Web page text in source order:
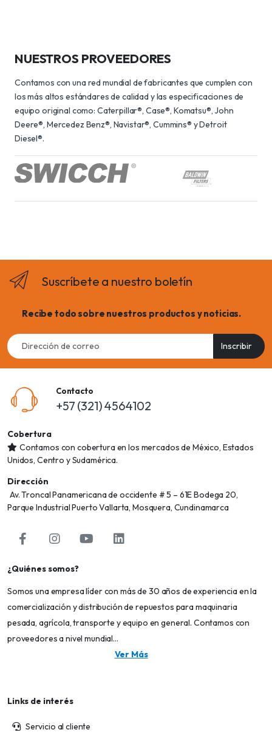
NUESTROS PROVEEDORES
Contamos con una red mundial de fabricantes que cumplen con
los más altos estándares de calidad y las especificaciones de
equipo original como: Caterpillar®, Case®, Komatsu®, John
Deere®, Mercedez Benz®, Navistar®, Cummins® y Detroit
Diesel®.
Suscríbete a nuestro boletín
Recibe todo sobre nuestros productos y noticias.
Email
address
Inscribir
Contacto
+57 (321) 4564102
Cobertura
Contamos con cobertura en los mercados de México, Estados
Unidos, Centro y Sudamérica.
Dirección
Av. Troncal Panamericana de occidente # 5 – 61E Bodega 20,
Parque Industrial Puerto Vallarta, Mosquera, Cundinamarca
¿Quiénes somos?
Somos una empresa líder con más de 30 años de experiencia en la
comercialización y distribución de repuestos para maquinaria
pesada, agrícola, transporte y equipo en general. Contamos con
proveedores a nivel mundial...
Ver Más
Links de interés
Servicio al cliente